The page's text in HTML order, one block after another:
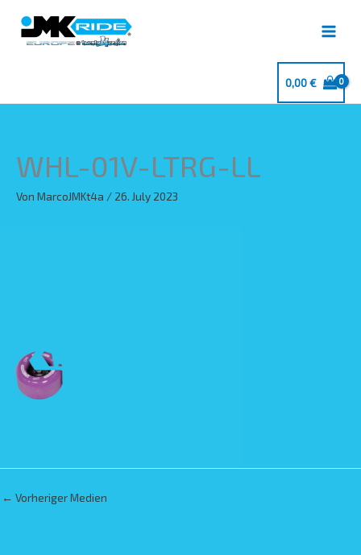
Inhalt
springen
0,00€
WHL-01V-LTRG-LL
Von MarcoJMKt4a / 26. July 2023
← Vorheriger Medien